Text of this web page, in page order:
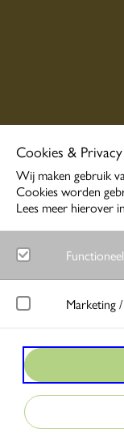
Cookies & Privacy
Wij maken gebruik
Cookies worden
Lees meer hierover
Functioneel
Noodzakelijk
Google Analytics
Matomo
Marketing
LinkedIn
Meet gedrag van
Google Ads
Bij interactie met